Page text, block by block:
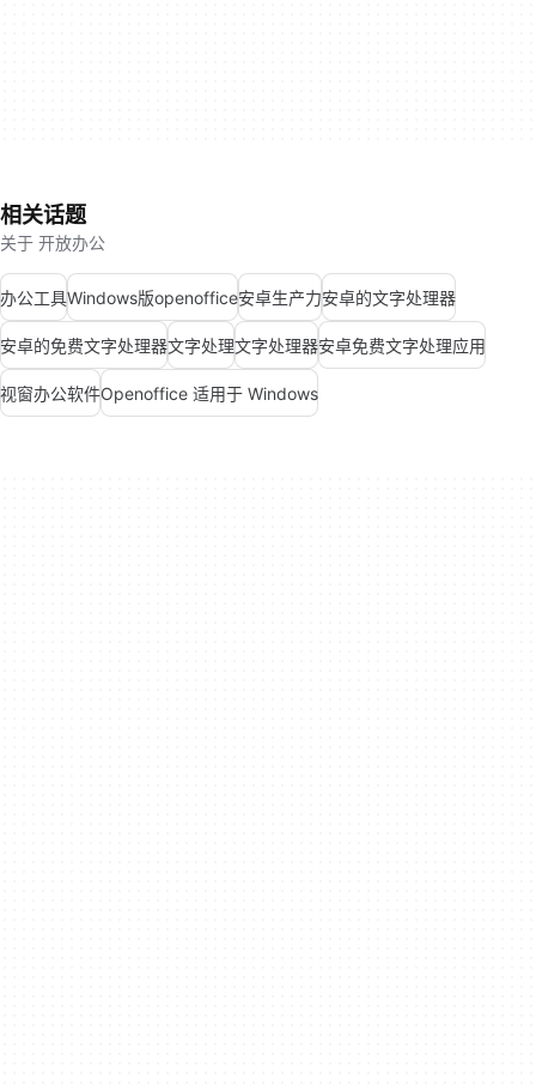
相关话题
关于 开放办公
办公工具Windows版openoffice安卓生产力安卓的文字处理器
安卓的免费文字处理器文字处理文字处理器安卓免费文字处理应用
视窗办公软件Openoffice 适用于 Windows